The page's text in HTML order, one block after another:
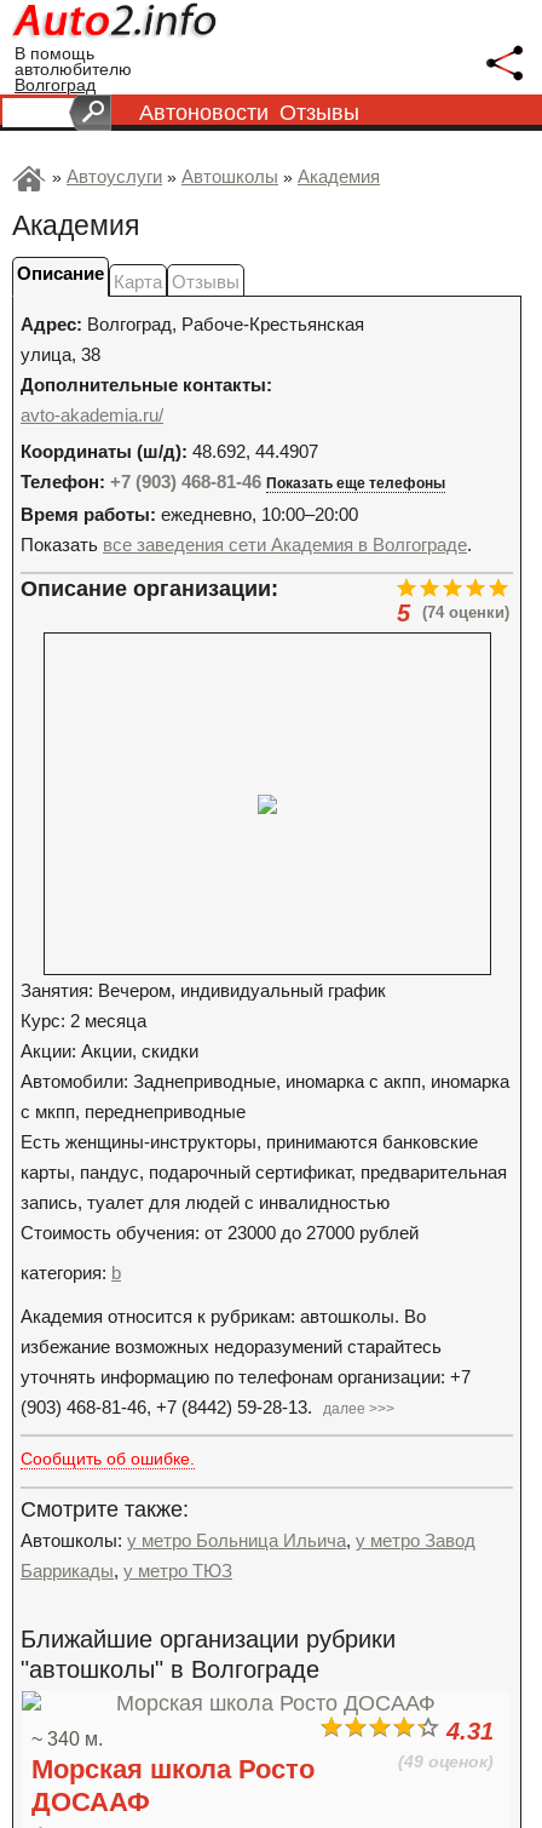
В помощь
автолюбителю
Волгоград
Автоновости Отзывы
» Автоуслуги » Автошколы » Академия
Академия
Описание Карта Отзывы
Адрес: Волгоград, Рабоче-Крестьянская
улица, 38
Дополнительные контакты:
avto-akademia.ru/
Координаты (ш/д): 48.692, 44.4907
Телефон: +7 (903) 468-81-46 Показать еще телефоны
Время работы: ежедневно, 10:00–20:00
Показать все заведения сети Академия в Волгограде.
(74 оценки)
5
Описание организации:
Занятия: Вечером, индивидуальный график
Курс: 2 месяца
Акции: Акции, скидки
Автомобили: Заднеприводные, иномарка с акпп, иномарка
с мкпп, переднеприводные
Есть женщины-инструкторы, принимаются банковские
карты, пандус, подарочный сертификат, предварительная
запись, туалет для людей с инвалидностью
Стоимость обучения: от 23000 до 27000 рублей
категория: b
Академия относится к рубрикам: автошколы. Во
избежание возможных недоразумений старайтесь
уточнять информацию по телефонам организации: +7
(903) 468-81-46, +7 (8442) 59-28-13.
далее >>>
Сообщить об ошибке.
Смотрите также:
Автошколы: у метро Больница Ильича, у метро Завод
Баррикады, у метро ТЮЗ
Ближайшие организации рубрики
"автошколы" в Волгограде
4.31
(49 оценок)
~ 340 м.
Морская школа Росто
ДОСААФ